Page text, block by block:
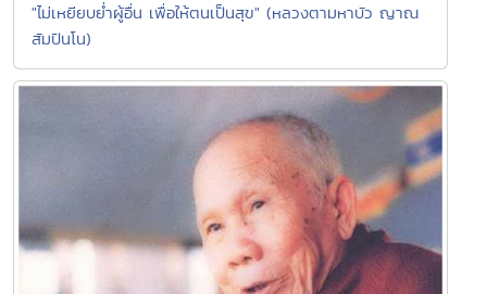
"ไม่เหยียบย่ำผู้อื่น เพื่อให้ตนเป็นสุข" (หลวงตามหาบัว ญาณ
สัมปันโน)